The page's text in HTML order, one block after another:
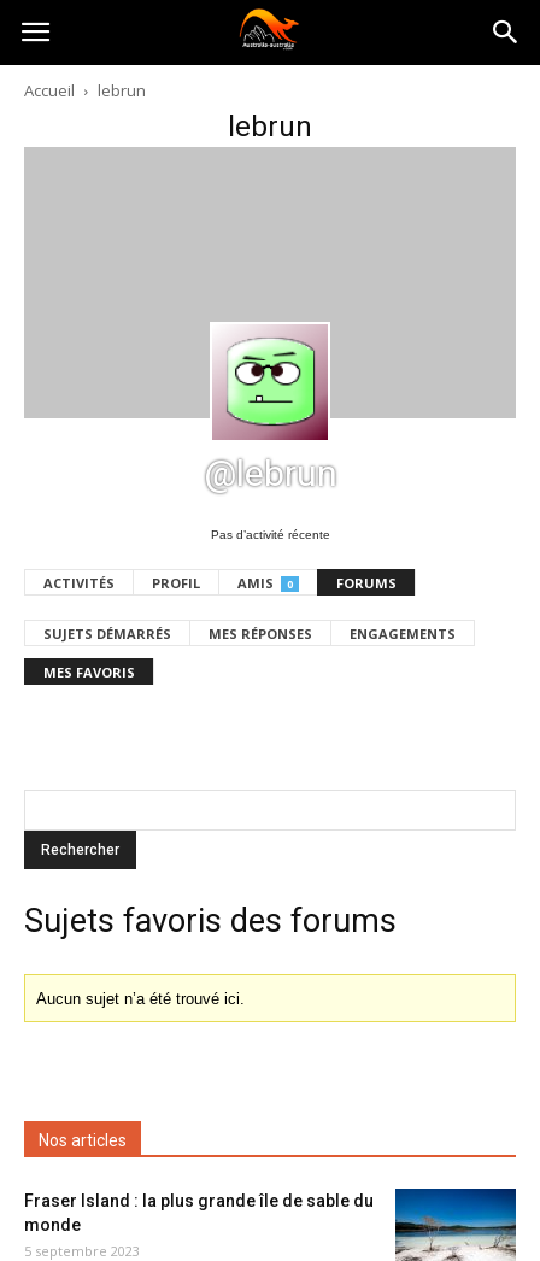
Australia-
australie.com
Accueil lebrun
lebrun
@lebrun
Pas d’activité récente
ACTIVITÉS PROFIL AMIS 0 FORUMS
SUJETS DÉMARRÉS MES RÉPONSES ENGAGEMENTS
MES FAVORIS
Sujets favoris des forums
Aucun sujet n’a été trouvé ici.
Nos articles
Fraser Island : la plus grande île de sable du
monde
5 septembre 2023